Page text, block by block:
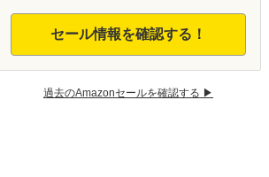
セール情報を確認する！
過去のAmazonセールを確認する ▶︎